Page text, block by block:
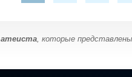
, которые